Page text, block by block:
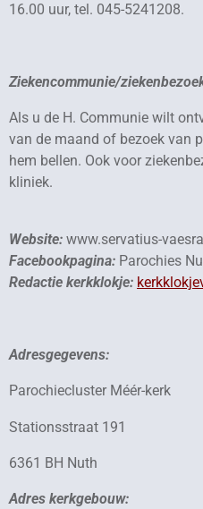
16.00 uur, tel. 045-5241208.
Ziekencommunie/
Als u de H. Communie wilt
van de maand of bezoek van
hem bellen. Ook voor
kliniek.
Website: www.servatius-
Facebookpagina: Parochies
Redactie kerkklokje:
Adresgegevens:
Parochiecluster Méér-kerk
Stationsstraat 191
6361 BH Nuth
Adres kerkgebouw: